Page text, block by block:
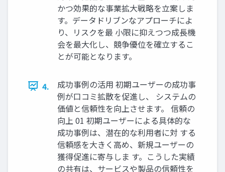
かつ効果的な事業拡大戦略を立案しま
す。データドリブンなアプローチによ
り、リスクを最 小限に抑えつつ成長機
会を最大化し、競争優位を確立するこ
とが可能となります。
4.
成功事例の活用 初期ユーザーの成功事
例が口コミ拡散を促進し、 システムの
価値と信頼性を向上させます。 信頼の
向上 01 初期ユーザーによる具体的な
成功事例は、潜在的な利用者に対 する
信頼感を大きく高め、新規ユーザーの
獲得促進に寄与しま す。こうした実績
の共有は、サービスや製品の信頼性を